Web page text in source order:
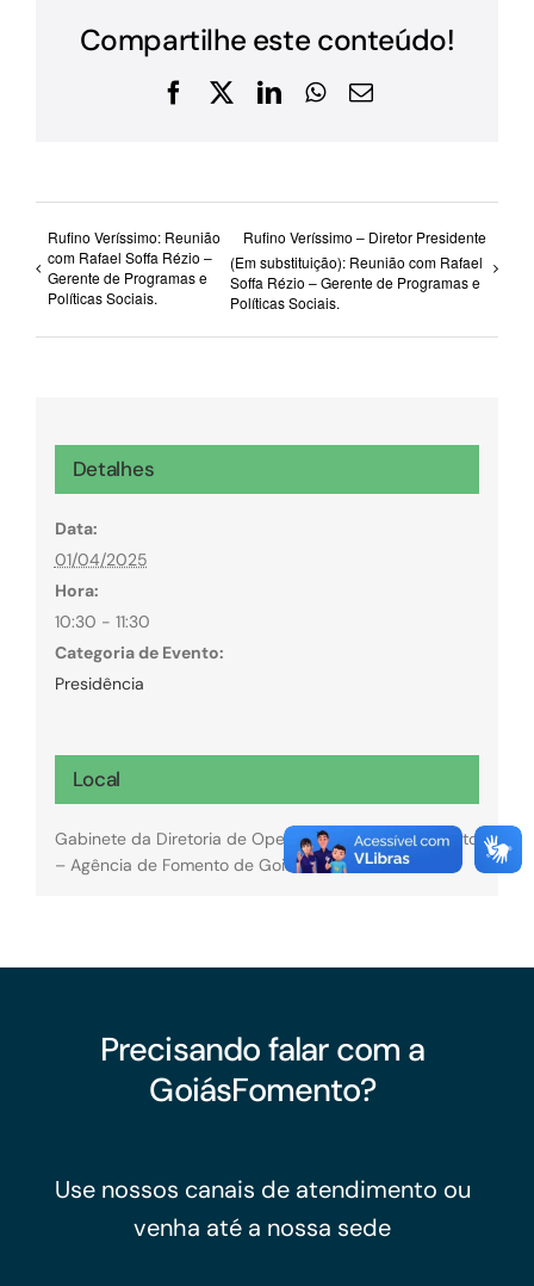
Compartilhe este conteúdo!
Facebook
X LinkedInWhatsApp
E-
Rufino Veríssimo: Reunião
com Rafael Soffa Rézio –
Gerente de Programas e
Políticas Sociais.
Rufino Veríssimo – Diretor Presidente
(Em substituição): Reunião com Rafael
Soffa Rézio – Gerente de Programas e
Políticas Sociais.
Detalhes
Data:
01/04/2025
Hora:
10:30 - 11:30
Categoria de Evento:
Presidência
Local
Gabinete da Diretoria de Operações da GoiásFomento
– Agência de Fomento de Goiás.
Precisando falar com a
GoiásFomento?
Use nossos canais de atendimento ou
venha até a nossa sede